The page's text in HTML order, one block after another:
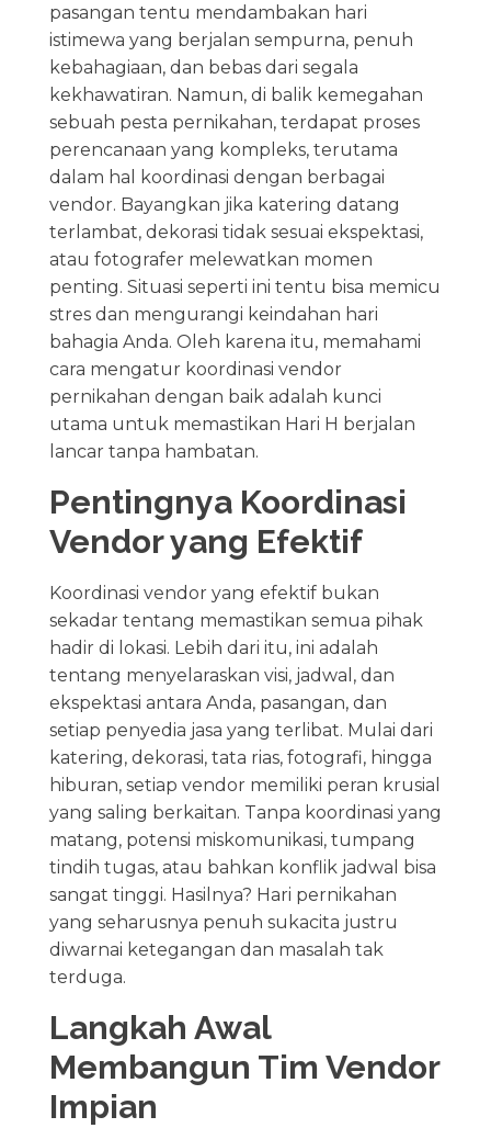
pasangan tentu mendambakan hari
istimewa yang berjalan sempurna, penuh
kebahagiaan, dan bebas dari segala
kekhawatiran. Namun, di balik kemegahan
sebuah pesta pernikahan, terdapat proses
perencanaan yang kompleks, terutama
dalam hal koordinasi dengan berbagai
vendor. Bayangkan jika katering datang
terlambat, dekorasi tidak sesuai ekspektasi,
atau fotografer melewatkan momen
penting. Situasi seperti ini tentu bisa memicu
stres dan mengurangi keindahan hari
bahagia Anda. Oleh karena itu, memahami
cara mengatur koordinasi vendor
pernikahan dengan baik adalah kunci
utama untuk memastikan Hari H berjalan
lancar tanpa hambatan.
Pentingnya Koordinasi
Vendor yang Efektif
Koordinasi vendor yang efektif bukan
sekadar tentang memastikan semua pihak
hadir di lokasi. Lebih dari itu, ini adalah
tentang menyelaraskan visi, jadwal, dan
ekspektasi antara Anda, pasangan, dan
setiap penyedia jasa yang terlibat. Mulai dari
katering, dekorasi, tata rias, fotografi, hingga
hiburan, setiap vendor memiliki peran krusial
yang saling berkaitan. Tanpa koordinasi yang
matang, potensi miskomunikasi, tumpang
tindih tugas, atau bahkan konflik jadwal bisa
sangat tinggi. Hasilnya? Hari pernikahan
yang seharusnya penuh sukacita justru
diwarnai ketegangan dan masalah tak
terduga.
Langkah Awal
Membangun Tim Vendor
Impian